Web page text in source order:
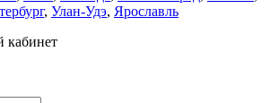
, Улан-Удэ, Ярославль
кабинет